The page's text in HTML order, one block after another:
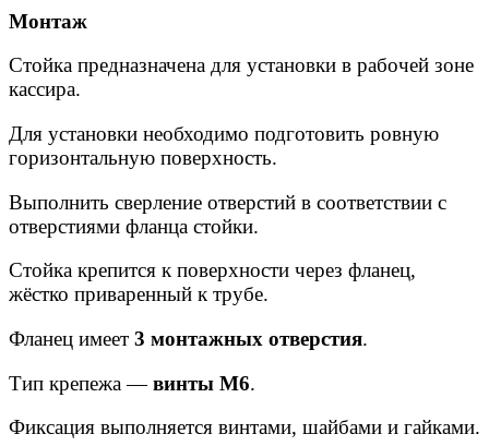
Монтаж
Стойка предназначена для установки в рабочей зоне
кассира.
Для установки необходимо подготовить ровную
горизонтальную поверхность.
Выполнить сверление отверстий в соответствии с
отверстиями фланца стойки.
Стойка крепится к поверхности через фланец,
жёстко приваренный к трубе.
Фланец имеет 3 монтажных отверстия.
Тип крепежа —винты М6.
Фиксация выполняется винтами, шайбами и гайками.